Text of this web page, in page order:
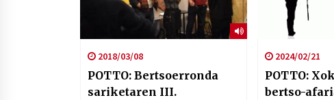
2018/03/08
POTTO: Bertsoerronda
sariketaren III.
2024/02/21
POTTO:
bertso-